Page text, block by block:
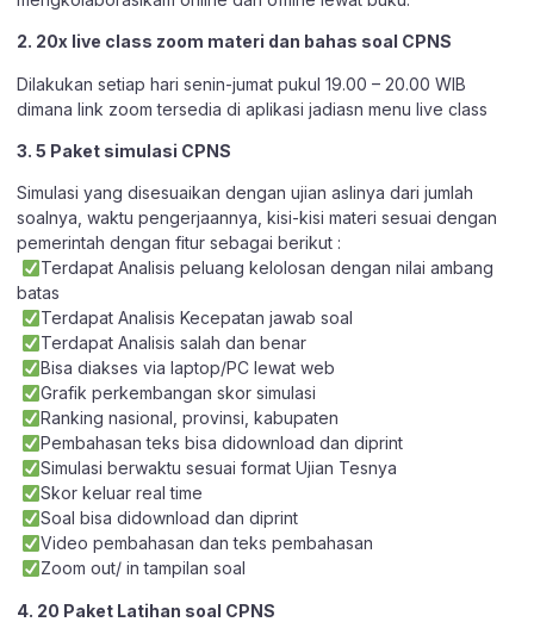
2. 20x live class zoom materi dan bahas soal CPNS
Dilakukan setiap hari senin-jumat pukul 19.00 – 20.00 WIB
dimana link zoom tersedia di aplikasi jadiasn menu live class
3. 5 Paket simulasi CPNS
Simulasi yang disesuaikan dengan ujian aslinya dari jumlah
soalnya, waktu pengerjaannya, kisi-kisi materi sesuai dengan
pemerintah dengan fitur sebagai berikut :
Terdapat Analisis peluang kelolosan dengan nilai ambang
batas
Terdapat Analisis Kecepatan jawab soal
Terdapat Analisis salah dan benar
Bisa diakses via laptop/PC lewat web
Grafik perkembangan skor simulasi
Ranking nasional, provinsi, kabupaten
Pembahasan teks bisa didownload dan diprint
Simulasi berwaktu sesuai format Ujian Tesnya
Skor keluar real time
Soal bisa didownload dan diprint
Video pembahasan dan teks pembahasan
Zoom out/ in tampilan soal
4. 20 Paket Latihan soal CPNS